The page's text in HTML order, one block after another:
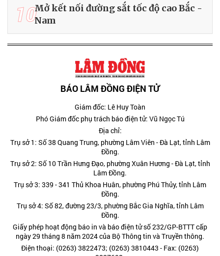
10Mở kết nối đường sắt tốc độ cao Bắc -
Nam
BÁO LÂM ĐỒNG ĐIỆN TỬ
Giám đốc: Lê Huy Toàn
Phó Giám đốc phụ trách báo điện tử: Vũ Ngọc Tú
Địa chỉ:
Trụ sở 1: Số 38 Quang Trung, phường Lâm Viên - Đà Lạt, tỉnh Lâm
Đồng.
Trụ sở 2: Số 10 Trần Hưng Đạo, phường Xuân Hương - Đà Lạt, tỉnh
Lâm Đồng.
Trụ sở 3: 339 - 341 Thủ Khoa Huân, phường Phú Thủy, tỉnh Lâm
Đồng.
Trụ sở 4: Số 82, đường 23/3, phường Bắc Gia Nghĩa, tỉnh Lâm
Đồng.
Giấy phép hoạt động báo in và báo điện tử số 232/GP-BTTT cấp
ngày 29 tháng 8 năm 2024 của Bộ Thông tin và Truyền thông.
Điện thoại: (0263) 3822473; (0263) 3810443 - Fax: (0263)